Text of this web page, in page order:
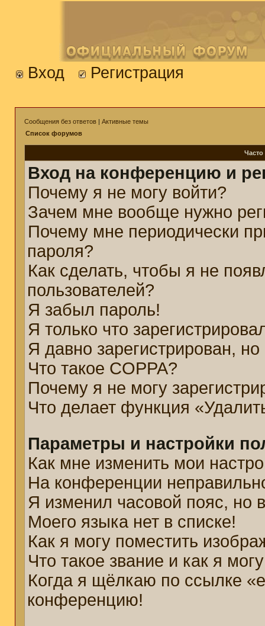
Вход Регистрация
Сообщения без ответов | Активные темы
Список форумов
Вход на конференцию и
Почему я не могу войти?
Зачем мне вообще нужно
Почему мне периодически
пароля?
Как сделать, чтобы я не
пользователей?
Я забыл пароль!
Я только что
Я давно зарегистрирован,
Что такое COPPA?
Почему я не могу
Что делает функция
Параметры и настройки
Как мне изменить мои
На конференции
Я изменил часовой пояс, но
Моего языка нет в списке!
Как я могу поместить
Что такое звание и как я
Когда я щёлкаю по ссылке
конференцию!